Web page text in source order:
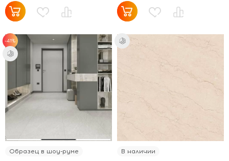
-41%
Образец в шоу-руме В наличии